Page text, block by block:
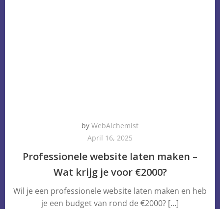
by WebAlchemist
April 16, 2025
Professionele website laten maken –
Wat krijg je voor €2000?
Wil je een professionele website laten maken en heb
je een budget van rond de €2000? […]